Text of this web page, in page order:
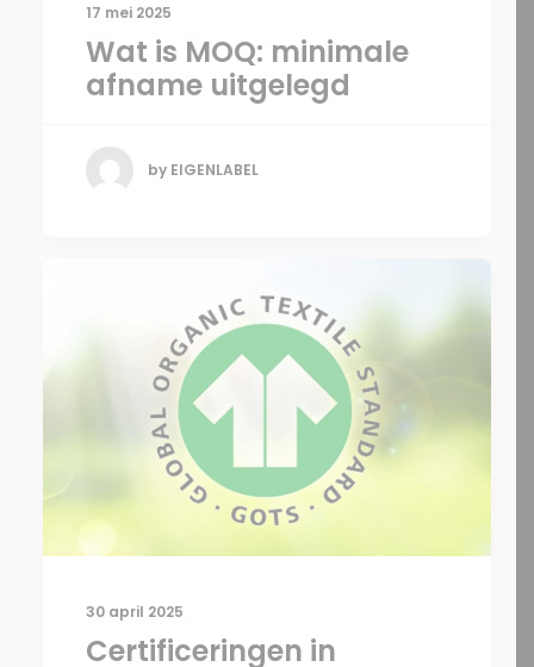
17 mei 2025
Wat is MOQ: minimale
afname uitgelegd
by EIGENLABEL
30 april 2025
Certificeringen in